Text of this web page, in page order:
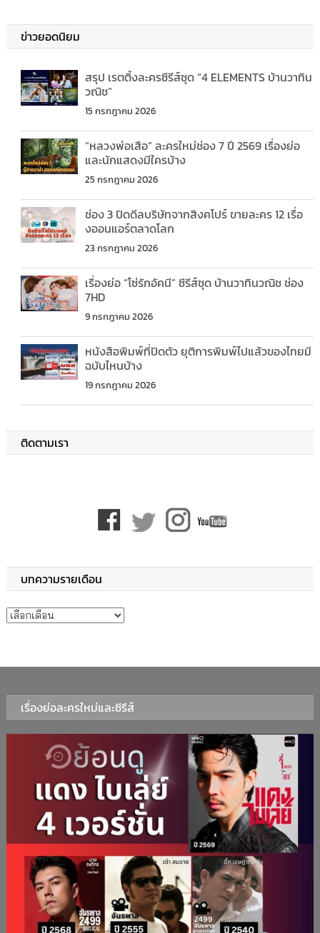
ข่าวยอดนิยม
สรุป เรตติ้งละครซีรีส์ชุด “4 ELEMENTS บ้านวาทิน
วณิช”
15 กรกฎาคม 2026
“หลวงพ่อเสือ” ละครใหม่ช่อง 7 ปี 2569 เรื่องย่อ
และนักแสดงมีใครบ้าง
25 กรกฎาคม 2026
ช่อง 3 ปิดดีลบริษัทจากสิงคโปร์ ขายละคร 12 เรื่อ
งออนแอร์ตลาดโลก
23 กรกฎาคม 2026
เรื่องย่อ “โซ่รักอัคนี” ซีรีส์ชุด บ้านวาทินวณิช ช่อง
7HD
9 กรกฎาคม 2026
หนังสือพิมพ์ที่ปิดตัว ยุติการพิมพ์ไปแล้วของไทยมี
ฉบับไหนบ้าง
19 กรกฎาคม 2026
ติดตามเรา
บทความรายเดือน
บทความรายเดือน
เรื่องย่อละครใหม่และซีรีส์